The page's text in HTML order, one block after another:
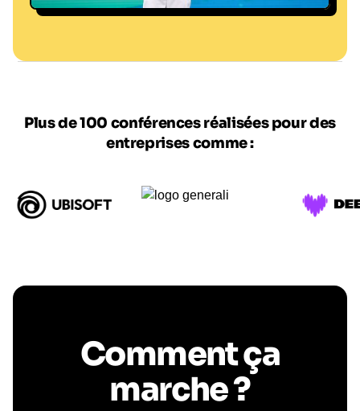
G.Picout
Plus de 100 conférences réalisées pour des
entreprises comme :
Comment ça
marche ?